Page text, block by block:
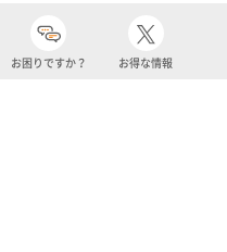
お困りですか？ お得な情報